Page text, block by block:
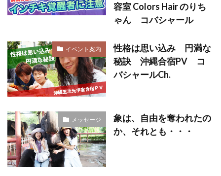
容室 Colors Hair のりち
ゃん コバシャール
イベント案内
性格は思い込み 円満な
秘訣 沖縄合宿PV コ
バシャールCh.
メッセージ
象は、自由を奪われたの
か、それとも・・・